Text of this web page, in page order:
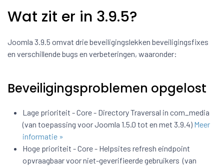
Wat zit er in 3.9.5?
Joomla 3.9.5 omvat drie beveiligingslekken beveiligingsfixes
en verschillende bugs en verbeteringen, waaronder:
Beveiligingsproblemen opgelost
Lage prioriteit - Core - Directory Traversal in com_media
(van toepassing voor Joomla 1.5.0 tot en met 3.9.4) Meer
informatie »
Hoge prioriteit - Core - Helpsites refresh eindpoint
opvraagbaar voor niet-geverifieerde gebruikers (van